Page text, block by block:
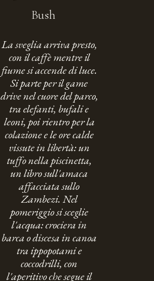
Bush
La sveglia arriva presto,
con il caffè mentre il
fiume si accende di luce.
Si parte per il game
drive nel cuore del parco,
tra elefanti, bufali e
leoni, poi rientro per la
colazione e le ore calde
vissute in libertà: un
tuffo nella piscinetta,
un libro sull'amaca
affacciata sullo
Zambezi. Nel
pomeriggio si sceglie
l'acqua: crociera in
barca o discesa in canoa
tra ippopotami e
coccodrilli, con
l'aperitivo che segue il